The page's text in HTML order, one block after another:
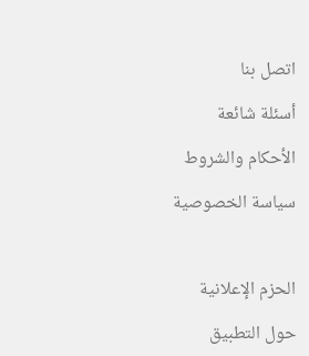
اتصل بنا
أسئلة شائعة
الأحكام والشروط
سياسة الخصوصية
الحزم الإعلانية
حول التطبيق